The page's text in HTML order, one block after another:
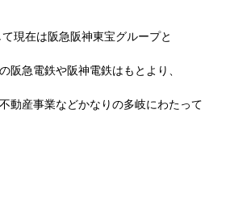
現在は阪急阪神東宝グループと
阪急電鉄や阪神電鉄はもとより、
動産事業などかなりの多岐にわたって